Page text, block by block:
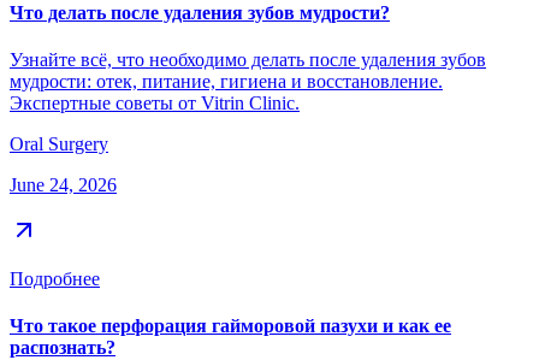
Что делать после удаления зубов мудрости?
Узнайте всё, что необходимо делать после удаления зубов
мудрости: отек, питание, гигиена и восстановление.
Экспертные советы от Vitrin Clinic.
Oral Surgery
June 24, 2026
Подробнее
Что такое перфорация гайморовой пазухи и как ее
распознать?